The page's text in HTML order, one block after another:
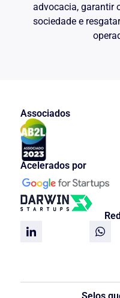
Extinção
sábados – às 7
correspondente
compensadas
…
Parágrafo único:
compensação
válidos com
empregados e
Sindicato,
legais."
Já no ACT …. e
definitivamente
formalizar a
advocacia, garantir
sociedade e
Associados
Acelerados por